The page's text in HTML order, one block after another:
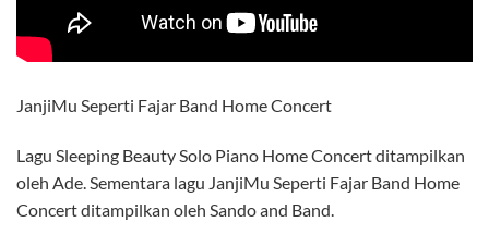
JanjiMu Seperti Fajar Band Home Concert
Lagu Sleeping Beauty Solo Piano Home Concert ditampilkan
oleh Ade. Sementara lagu JanjiMu Seperti Fajar Band Home
Concert ditampilkan oleh Sando and Band.